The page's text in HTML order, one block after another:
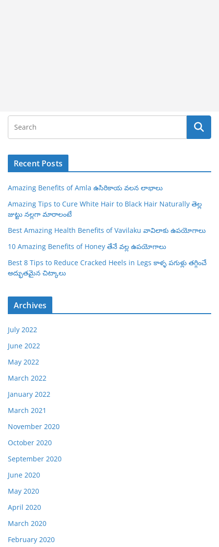
Recent Posts
Amazing Benefits of Amla ఉసిరికాయ వలన లాభాలు
Amazing Tips to Cure White Hair to Black Hair Naturally తెల్ల
జుట్టు నల్లగా మారాలంటే
Best Amazing Health Benefits of Vavilaku వావిలాకు ఉపయోగాలు
10 Amazing Benefits of Honey తేనే వల్ల ఉపయోగాలు
Best 8 Tips to Reduce Cracked Heels in Legs కాళ్ళ పగుళ్లు తగ్గించే
అద్భుతమైన చిట్కాలు
Archives
July 2022
June 2022
May 2022
March 2022
January 2022
March 2021
November 2020
October 2020
September 2020
June 2020
May 2020
April 2020
March 2020
February 2020